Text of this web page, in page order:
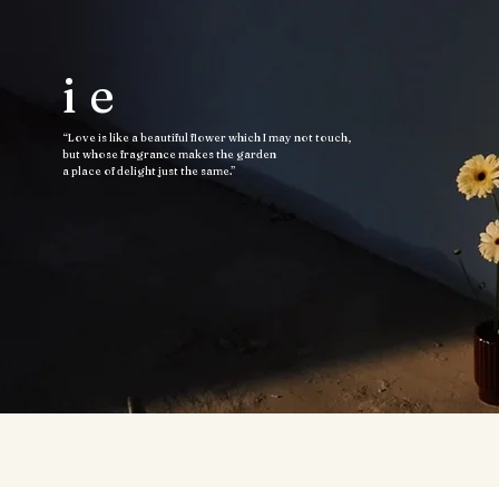
ie
“Love is like a beautiful flower which I may not touch,
but whose fragrance makes the garden
a place of delight just the same.”